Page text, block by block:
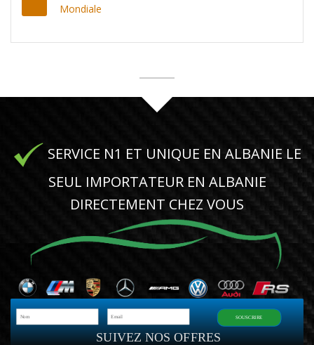
Mondiale
SERVICE N1 ET UNIQUE EN ALBANIE LE
SEUL IMPORTATEUR EN ALBANIE
DIRECTEMENT CHEZ VOUS
SUIVEZ NOS OFFRES
SOUSCRIRE